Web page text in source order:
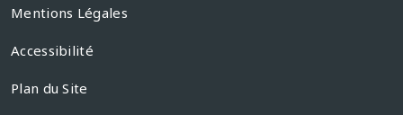
Mentions Légales
Accessibilité
Plan du Site